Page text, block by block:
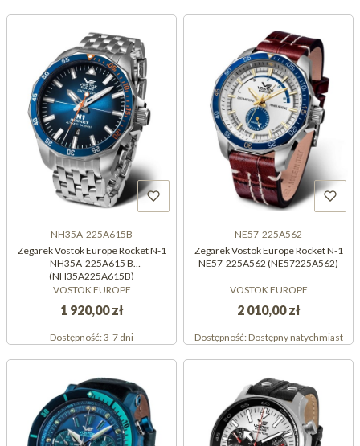
NH35A-225A615B
Zegarek Vostok Europe Rocket N-1
NH35A-225A615 B
(NH35A225A615B)
VOSTOK EUROPE
1 920,00 zł
Dostępność:3-7 dni
NE57-225A562
Zegarek Vostok Europe Rocket N-1
NE57-225A562 (NE57225A562)
VOSTOK EUROPE
2 010,00 zł
Dostępność:Dostępny natychmiast